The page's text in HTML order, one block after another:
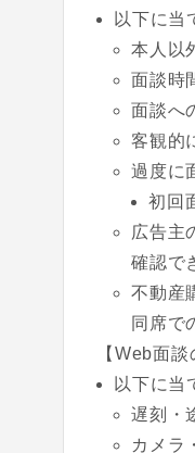
以下に当
本人以
面談時
面談へ
客観的
過度に
初回
広告主
確認で
不動産
同席で
【Web面
以下に当
遅刻・
カメラ